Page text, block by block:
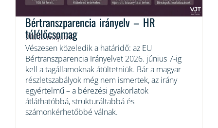
Bértranszparencia irányelv – HR
túlélőcsomag
2026. május 6.
Vészesen közeledik a határidő: az EU
Bértranszparencia Irányelvet 2026. június 7-ig
kell a tagállamoknak átültetniük. Bár a magyar
részletszabályok még nem ismertek, az irány
egyértelmű – a bérezési gyakorlatok
átláthatóbbá, strukturáltabbá és
számonkérhetőbbé válnak.